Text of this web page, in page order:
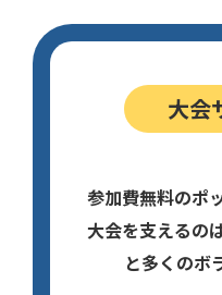
大会
参加費無料のポ
大会を支えるの
と多くのボ